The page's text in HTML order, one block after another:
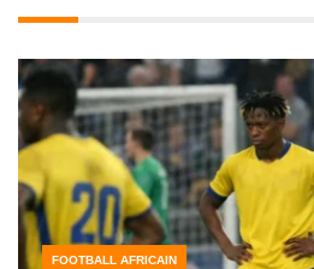
FOOTBALL AFRICAIN